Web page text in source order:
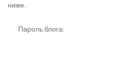
ниже.
Пароль блога: